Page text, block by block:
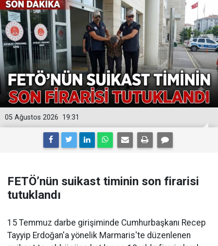
19:31
05 Ağustos 2026
FETÖ’nün suikast timinin son firarisi
tutuklandı
15 Temmuz darbe girişiminde Cumhurbaşkanı Recep
Tayyip Erdoğan'a yönelik Marmaris'te düzenlenen